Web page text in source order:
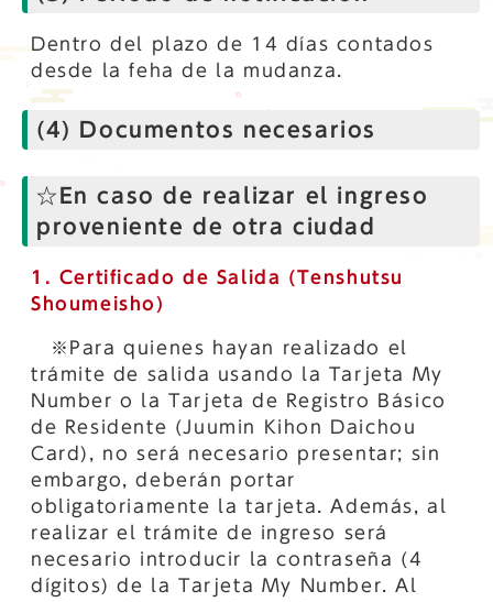
Dentro del plazo de 14 días contados
desde la feha de la mudanza.
(4) Documentos necesarios
☆En caso de realizar el ingreso
proveniente de otra ciudad
1. Certificado de Salida (Tenshutsu
Shoumeisho)
※Para quienes hayan realizado el
trámite de salida usando la Tarjeta My
Number o la Tarjeta de Registro Básico
de Residente (Juumin Kihon Daichou
Card), no será necesario presentar; sin
embargo, deberán portar
obligatoriamente la tarjeta. Además, al
realizar el trámite de ingreso será
necesario introducir la contraseña (4
dígitos) de la Tarjeta My Number. Al